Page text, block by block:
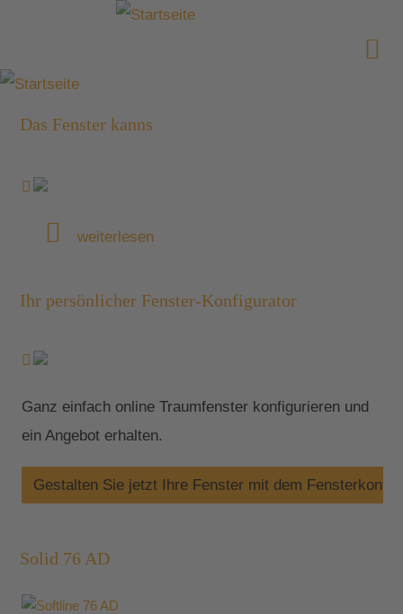
Das Fenster kanns
weiterlesen
Ihr persönlicher Fenster-Konfigurator
Ganz einfach online Traumfenster konfigurieren und
ein Angebot erhalten.
Gestalten Sie jetzt Ihre Fenster mit dem
Solid 76 AD